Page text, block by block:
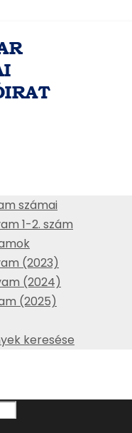
számai
1-2. szám
(2023)
(2024)
(2025)
keresése